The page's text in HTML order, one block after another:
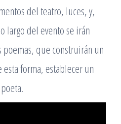
del teatro, luces, y,
largo del evento se irán
que construirán un
forma, establecer un